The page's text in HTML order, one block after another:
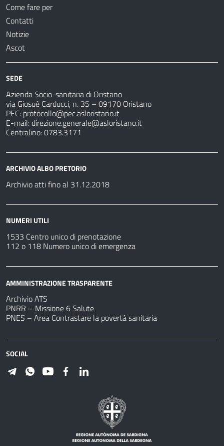
Come fare per
Contatti
Notizie
Ascot
SEDE
Azienda Socio-sanitaria di Oristano
via Giosuè Carducci, n. 35 – 09170 Oristano
PEC: protocollo@pec.asloristano.it
E-mail:direzione.generale@asloristano.it
Centralino: 0783.3171
ARCHIVIO ALBO PRETORIO
Archivio atti fino al 31.12.2018
NUMERI UTILI
1533 Centro unico di prenotazione
112 o 118 Numero unico di emergenza
AMMINISTRAZIONE TRASPARENTE
Archivio ATS
PNRR – Missione 6 Salute
PNES – Area Contrastare la povertà sanitaria
SOCIAL